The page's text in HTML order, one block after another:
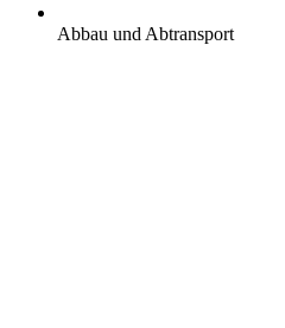
Abbau und Abtransport